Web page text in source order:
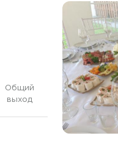
Общий
выход